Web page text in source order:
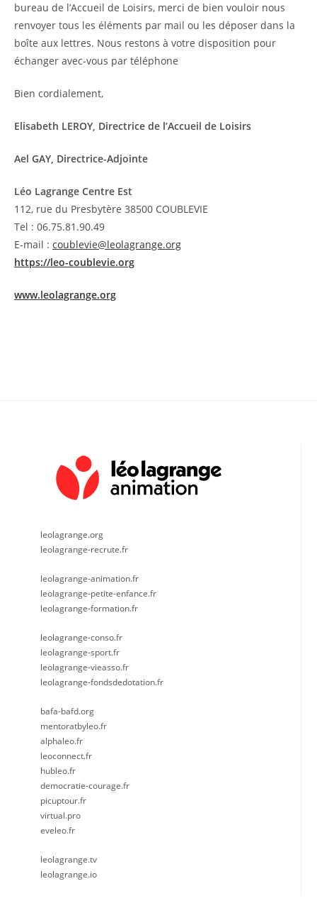
bureau de l’Accueil de Loisirs, merci de bien vouloir nous
renvoyer tous les éléments par mail ou les déposer dans la
boîte aux lettres. Nous restons à votre disposition pour
échanger avec-vous par téléphone
Bien cordialement,
Elisabeth LEROY, Directrice de l’Accueil de Loisirs
Ael GAY, Directrice-Adjointe
Léo Lagrange Centre Est
112, rue du Presbytère 38500 COUBLEVIE
Tel : 06.75.81.90.49
E-mail : coublevie@leolagrange.org
https://leo-coublevie.org
www.leolagrange.org
leolagrange.org
leolagrange-recrute.fr
leolagrange-animation.fr
leolagrange-petite-enfance.fr
leolagrange-formation.fr
leolagrange-conso.fr
leolagrange-sport.fr
leolagrange-vieasso.fr
leolagrange-fondsdedotation.fr
bafa-bafd.org
mentoratbyleo.fr
alphaleo.fr
leoconnect.fr
hubleo.fr
democratie-courage.fr
picuptour.fr
virtual.pro
eveleo.fr
leolagrange.tv
leolagrange.io